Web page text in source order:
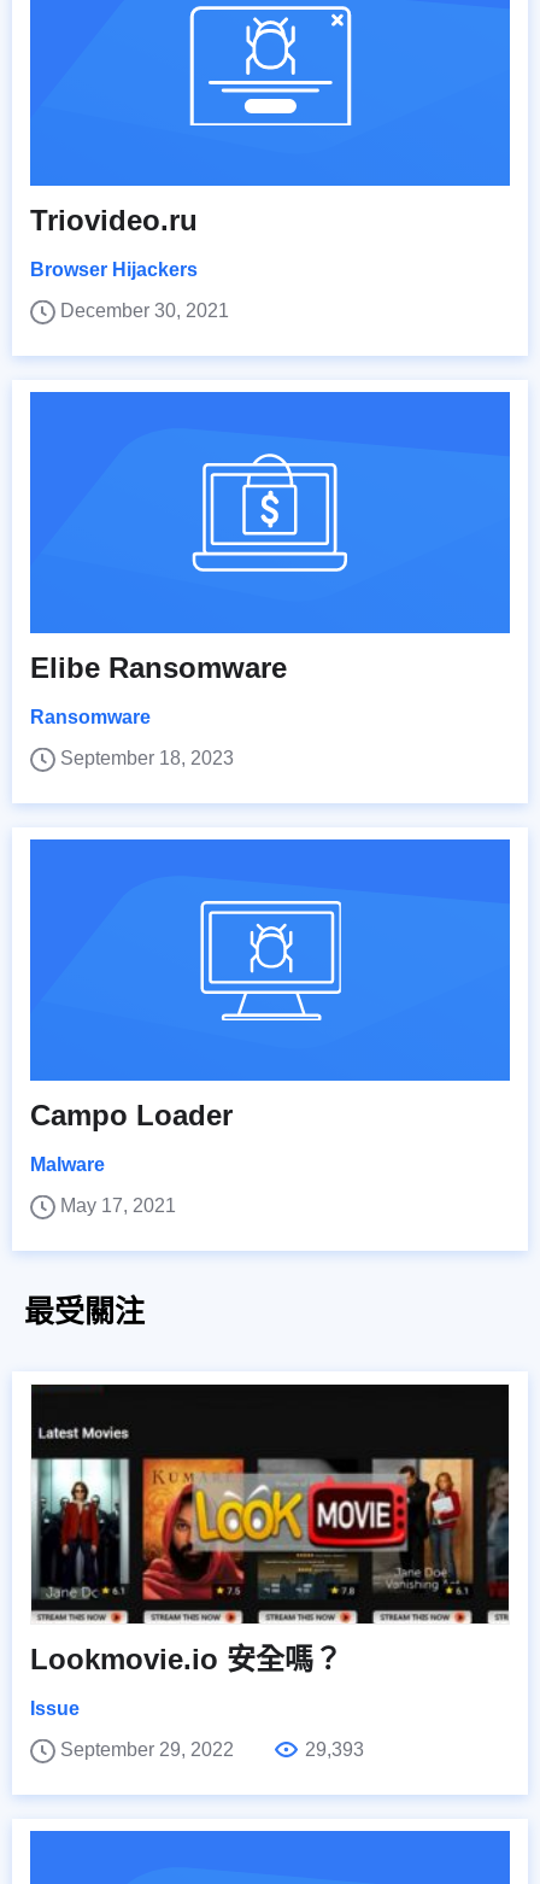
Triovideo.ru
Browser Hijackers
December 30, 2021
Elibe Ransomware
Ransomware
September 18, 2023
Campo Loader
Malware
May 17, 2021
最受關注
Lookmovie.io 安全嗎？
Issue
September 29, 2022
29,393